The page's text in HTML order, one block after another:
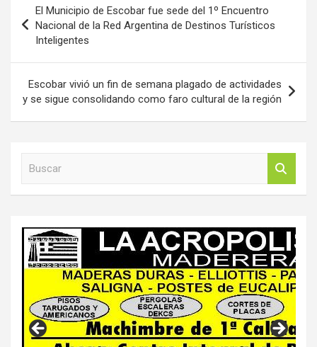
de
entradas
El Municipio de Escobar fue sede del 1º Encuentro
Nacional de la Red Argentina de Destinos Turísticos
Inteligentes
Escobar vivió un fin de semana plagado de actividades
y se sigue consolidando como faro cultural de la región
r